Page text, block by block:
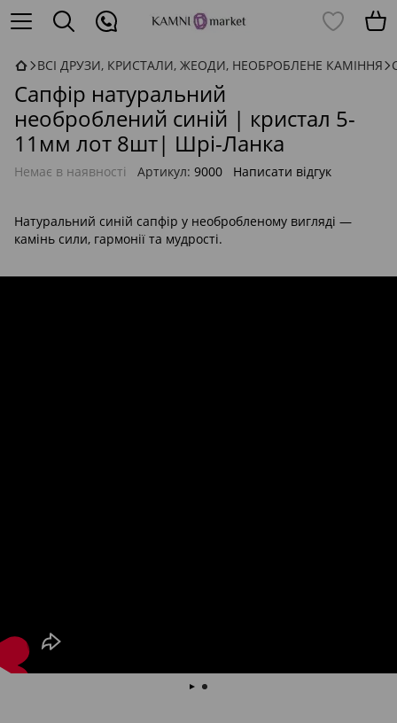
ВСІ ДРУЗИ, КРИСТАЛИ, ЖЕОДИ, НЕОБРОБЛЕНЕ КАМІННЯ
Сапфір натуральний
необроблений синій | кристал 5-
11мм лот 8шт| Шрі-Ланка
Немає в наявності Артикул: 9000 Написати відгук
Натуральний синій сапфір у необробленому вигляді —
камінь сили, гармонії та мудрості.